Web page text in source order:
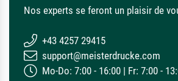
Nos experts se feront un plaisir de
+43 4257 29415
support@meisterdrucke.com
Mo-Do: 7:00 - 16:00 | Fr: 7:00 -